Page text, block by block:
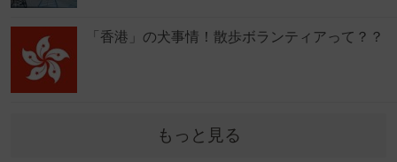
「香港」の犬事情！散歩ボランティアって？？
もっと見る